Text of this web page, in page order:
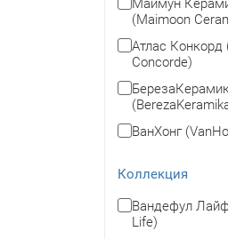
Маймун
(Maimoon
Атлас Конкорд
Concorde)
ВанХонг
Коллекция
Вандефул
Life)